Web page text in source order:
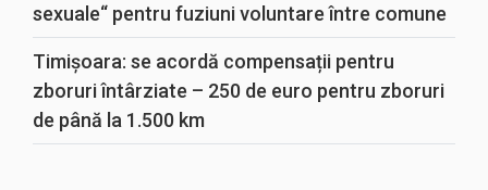
sexuale“ pentru fuziuni voluntare între comune
Timișoara: se acordă compensații pentru
zboruri întârziate – 250 de euro pentru zboruri
de până la 1.500 km